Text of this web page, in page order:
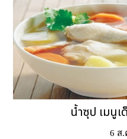
น้ำซุป เมนู
6 ส.